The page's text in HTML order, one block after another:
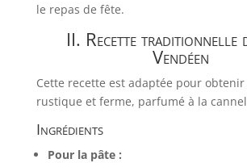
le repas de fête.
II. Recette traditionnelle
Vendéen
Cette recette est adaptée pour
rustique et ferme, parfumé à la
Ingrédients
Pour la pâte :